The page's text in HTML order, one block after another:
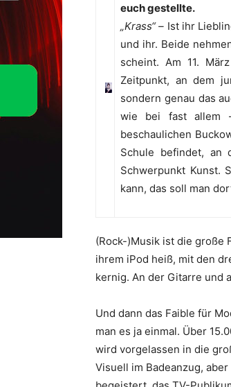
euch gestellte.
„Krass“ – Ist ihr
und ihr. Beide
scheint. Am 11.
Zeitpunkt, an dem
sondern genau das
wie bei fast allem
beschaulichen
Schule befindet, an
Schwerpunkt Kunst.
kann, das soll man
(Rock-)Musik ist die große
ihrem iPod heiß, mit den
kernig. An der Gitarre und
Und dann das Faible für
man es ja einmal. Über
wird vorgelassen in die
Visuell im Badeanzug,